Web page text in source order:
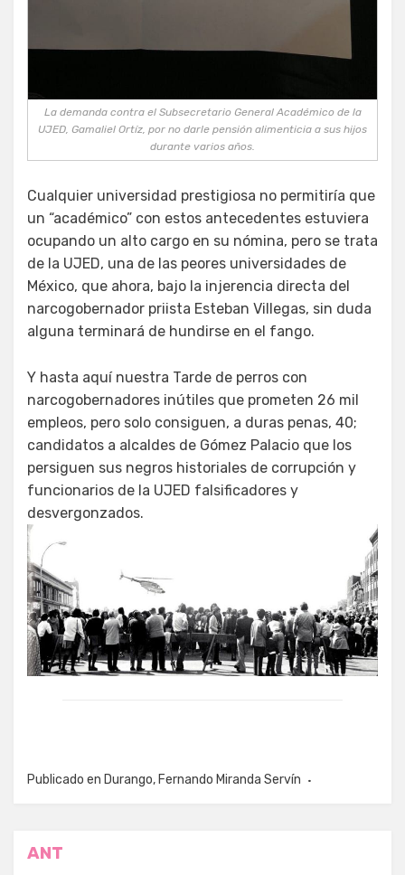
La demanda contra el Subsecretario General Académico de la
UJED, Gamaliel Ortíz, por no darle pensión alimenticia a sus hijos
durante varios años.
Cualquier universidad prestigiosa no permitiría que
un “académico” con estos antecedentes estuviera
ocupando un alto cargo en su nómina, pero se trata
de la UJED, una de las peores universidades de
México, que ahora, bajo la injerencia directa del
narcogobernador priista Esteban Villegas, sin duda
alguna terminará de hundirse en el fango.
Y hasta aquí nuestra Tarde de perros con
narcogobernadores inútiles que prometen 26 mil
empleos, pero solo consiguen, a duras penas, 40;
candidatos a alcaldes de Gómez Palacio que los
persiguen sus negros historiales de corrupción y
funcionarios de la UJED falsificadores y
desvergonzados.
Publicado en Durango, Fernando Miranda Servín
Navegación
ANT